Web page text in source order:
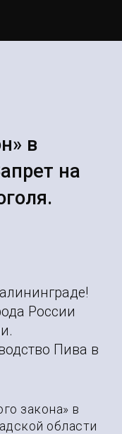
в
на
России
Пива в
закона» в
области